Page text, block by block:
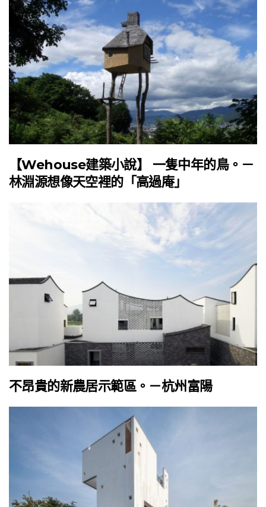
【Wehouse建築小說】 一隻中年的鳥。－
林淵源想像天空裡的「高過庵」
不昂貴的新農居示範區。－杭州富陽